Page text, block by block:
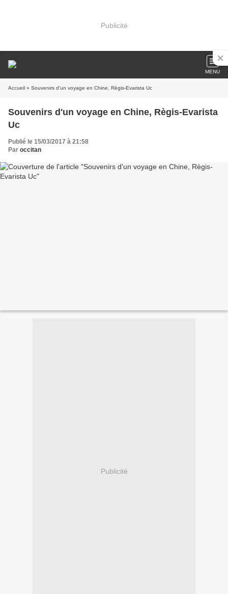
Publicité
MENU
Accueil » Souvenirs d'un voyage en Chine, Règis-Evarista Uc
Souvenirs d'un voyage en Chine, Règis-Evarista
Uc
Publié le 15/03/2017 à 21:58
Par occitan
Publicité